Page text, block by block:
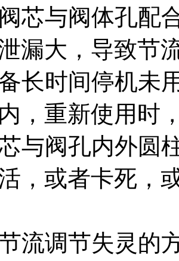
与阀体孔配
漏大，导致节
时间停机未
，重新使用时
阀孔内外圆
，或者卡死，
流调节失灵的